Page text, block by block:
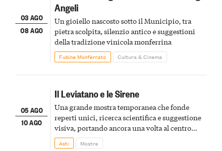
03 AGO
08 AGO
Angeli
Un gioiello nascosto sotto il Municipio, tra
pietra scolpita, silenzio antico e suggestioni
della tradizione vinicola monferrina
Fubine Monferrato Cultura & Cinema
05 AGO
10 AGO
Il Leviatano e le Sirene
Una grande mostra temporanea che fonde
reperti unici, ricerca scientifica e suggestione
visiva, portando ancora una volta al centro
della scena le meraviglie del passato astigiano
Asti Mostre